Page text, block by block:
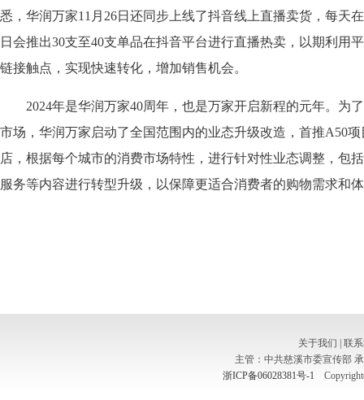
悉，华润万家11月26日还同步上线了抖音线上直播卖货，每天
日会推出30支至40支单品在抖音平台进行直播热卖，以期利用
链接触点，实现快速转化，增加销售机会。
2024年是华润万家40周年，也是万家开启新程的元年。为
市场，华润万家启动了全国范围内的业态升级改造，首推A50
店，根据每个城市的消费市场特性，进行针对性业态调整，包
服务等内容进行转型升级，以保障更适合消费者的购物需求和
关于我们
联
主管：中共慈溪市委宣传部
浙ICP备06028381号-1